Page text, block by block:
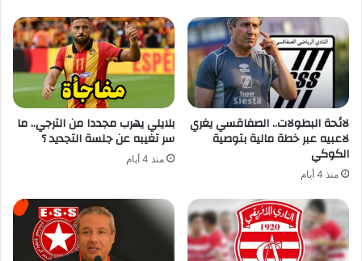
لائحة البطولات.. الصفاقسي يغري
لاعبيه عبر خطة مالية بتوصية
الكوكي
منذ 4 أيام
بلايلي يهرب مجددا من الترجي.. ما
سر تغيبه عن جلسة التجديد ؟
منذ 4 أيام